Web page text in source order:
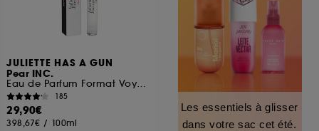
JULIETTE HAS A GUN
Pear INC.
Eau de Parfum Format Voyage
185
29,90€
398,67€ / 100ml
Les essentiels à glisser
dans votre sac cet été.